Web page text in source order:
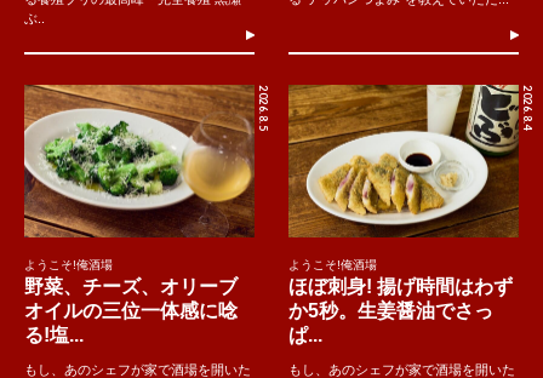
ぶ..
2026.8.5
ようこそ!俺酒場
野菜、チーズ、オリーブ
オイルの三位一体感に唸
る!塩...
もし、あのシェフが家で酒場を開いた
2026.8.4
ようこそ!俺酒場
ほぼ刺身! 揚げ時間はわず
か5秒。生姜醤油でさっ
ぱ...
もし、あのシェフが家で酒場を開いた